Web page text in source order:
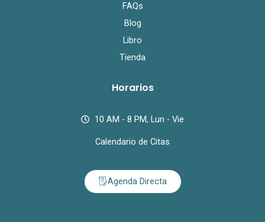
FAQs
Blog
Libro
Tienda
Horarios
10 AM - 8 PM, Lun - Vie
Calendario de Citas
Agenda Directa